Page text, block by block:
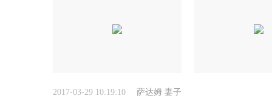
2017-03-29 10:19:10 萨达姆 妻子